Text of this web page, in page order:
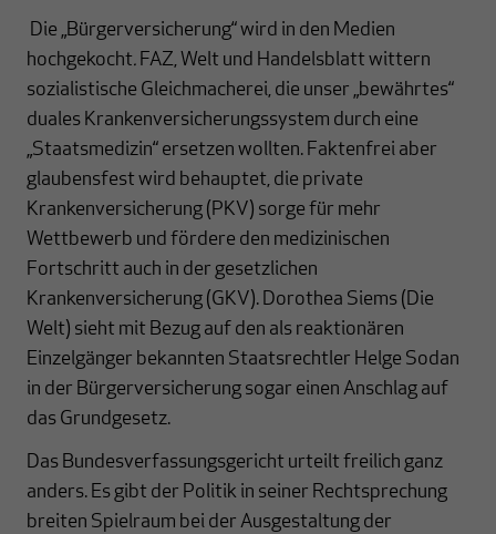
Die „Bürgerversicherung“ wird in den Medien
hochgekocht. FAZ, Welt und Handelsblatt wittern
sozialistische Gleichmacherei, die unser „bewährtes“
duales Krankenversicherungssystem durch eine
„Staatsmedizin“ ersetzen wollten. Faktenfrei aber
glaubensfest wird behauptet, die private
Krankenversicherung (PKV) sorge für mehr
Wettbewerb und fördere den medizinischen
Fortschritt auch in der gesetzlichen
Krankenversicherung (GKV). Dorothea Siems (Die
Welt) sieht mit Bezug auf den als reaktionären
Einzelgänger bekannten Staatsrechtler Helge Sodan
in der Bürgerversicherung sogar einen Anschlag auf
das Grundgesetz.
Das Bundesverfassungsgericht urteilt freilich ganz
anders. Es gibt der Politik in seiner Rechtsprechung
breiten Spielraum bei der Ausgestaltung der